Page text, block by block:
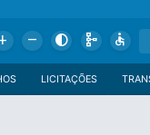
Remove Contrast Schema Accessible
LICITAÇÕES